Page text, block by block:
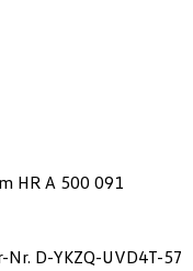
HR A 500 091
D-YKZQ-UVD4T-57